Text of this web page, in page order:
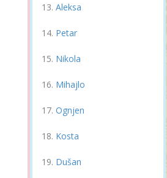
Aleksa
Petar
Nikola
Mihajlo
Ognjen
Kosta
Dušan